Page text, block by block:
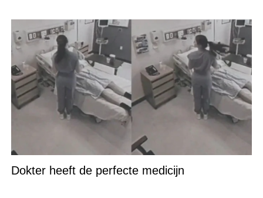
Dokter heeft de perfecte medicijn